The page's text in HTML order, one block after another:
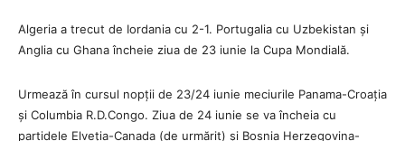
Algeria a trecut de Iordania cu 2-1. Portugalia cu Uzbekistan și
Anglia cu Ghana încheie ziua de 23 iunie la Cupa Mondială.
Urmează în cursul nopții de 23/24 iunie meciurile Panama-Croația
și Columbia R.D.Congo. Ziua de 24 iunie se va încheia cu
partidele Elveția-Canada (de urmărit) și Bosnia Herzegovina-